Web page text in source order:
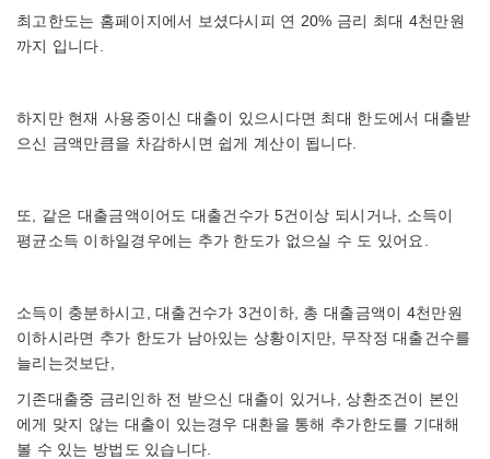
최고한도는 홈페이지에서 보셨다시피 연 20% 금리 최대 4천만원
까지 입니다.
하지만 현재 사용중이신 대출이 있으시다면 최대 한도에서 대출받
으신 금액만큼을 차감하시면 쉽게 계산이 됩니다.
또, 같은 대출금액이어도 대출건수가 5건이상 되시거나, 소득이
평균소득 이하일경우에는 추가 한도가 없으실 수 도 있어요.
소득이 충분하시고, 대출건수가 3건이하, 총 대출금액이 4천만원
이하시라면 추가 한도가 남아있는 상황이지만, 무작정 대출건수를
늘리는것보단,
기존대출중 금리인하 전 받으신 대출이 있거나, 상환조건이 본인
에게 맞지 않는 대출이 있는경우 대환을 통해 추가한도를 기대해
볼 수 있는 방법도 있습니다.